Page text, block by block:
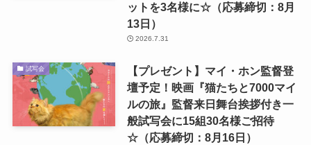
ットを3名様に☆（応募締切：8月
13日）
2026.7.31
試写会
【プレゼント】マイ・ホン監督登
壇予定！映画『猫たちと7000マイ
ルの旅』監督来日舞台挨拶付き一
般試写会に15組30名様ご招待
☆（応募締切：8月16日）